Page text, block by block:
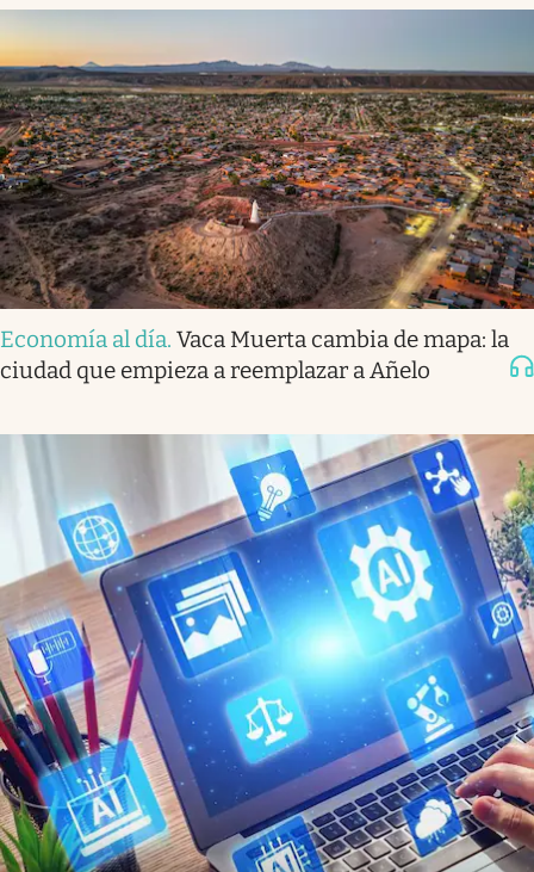
Economía al día. Vaca Muerta cambia de mapa: la
ciudad que empieza a reemplazar a Añelo